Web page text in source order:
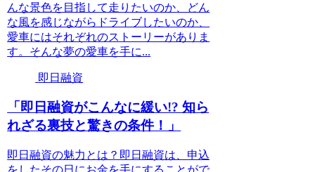
んな景色を目指して走りたいのか、どん
な風を感じながらドライブしたいのか、
愛車にはそれぞれのストーリーがありま
す。そんな夢の愛車を手に...
即日融資
「即日融資がこんなに緩い!? 知ら
れざる裏技と驚きの条件！」
即日融資の魅力とは？即日融資は、申込
をしたその日にお金を手にすることがで